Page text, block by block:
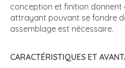
conception et finition donnent
attrayant pouvant se fondre
assemblage est nécessaire.
CARACTÉRISTIQUES ET